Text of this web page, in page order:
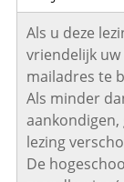
Als u deze
vriendelijk
mailadres te
Als minder
lezing
De